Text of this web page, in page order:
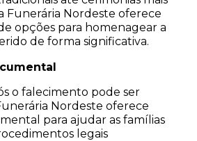
Funerária Nordeste oferece
opções para homenagear a
de forma significativa.
o falecimento pode ser
Nordeste oferece
para ajudar as famílias
legais